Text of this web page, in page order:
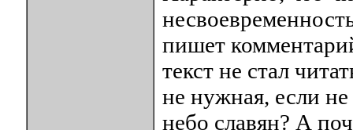
пишет
текст не стал
не нужная, если
небо славян? А